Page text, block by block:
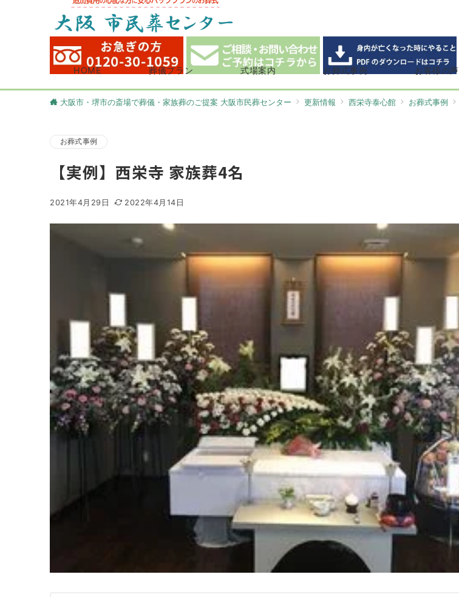
HOME 葬儀プラン 式場案内 お葬式事例 お客様の声
大阪市・堺市の斎場で葬儀・家族葬のご提案 大阪市民葬センター 更新情報 西栄寺泰心館 お葬式事例
お葬式事例
【実例】西栄寺 家族葬4名
2021年4月29日 2022年4月14日